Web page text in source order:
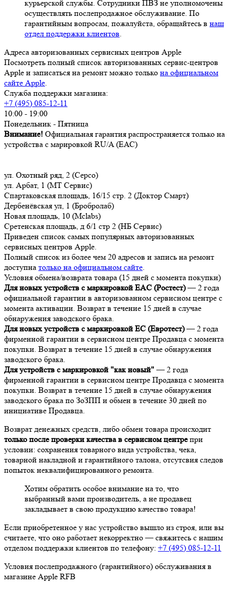
курьерской службы. Сотрудники ПВЗ не уполномочены
осуществлять послепродажное обслуживание. По
гарантийным вопросам, пожалуйста, обращайтесь в наш
отдел поддержки клиентов.
Адреса авторизованных сервисных центров Apple
Посмотреть полный список авторизованных сервис-центров
Apple и записаться на ремонт можно только на официальном
сайте Apple.
Служба поддержки магазина:
+7 (495) 085-12-11
10:00 - 19:00
Понедельник - Пятница
Внимание! Официальная гарантия распространяется только на
устройства с марировкой RU/A (ЕАС)
ул. Охотный ряд, 2 (Серсо)
ул. Арбат, 1 (МТ Сервис)
Спартаковская площадь, 16/15 стр. 2 (Доктор Смарт)
Дербенёвская ул, 1 (Бробролаб)
Новая площадь, 10 (Mclabs)
Сретенская площадь, д 6/1 стр 2 (НБ Сервис)
Приведен список самых популярных авторизованных
сервисных центров Apple.
Полный список из более чем 20 адресов и запись на ремонт
доступна только на официальном сайте.
Условия обмена/возврата товара (15 дней с момента покупки)
Для новых устройств с маркировкой EAC (Ростест)— 2 года
официальной гарантии в авторизованном сервисном центре с
момента активации. Возврат в течение 15 дней в случае
обнаружения заводского брака.
Для новых устройств с маркировкой EC (Евротест)— 2 года
фирменной гарантии в сервисном центре Продавца с момента
покупки. Возврат в течение 15 дней в случае обнаружения
заводского брака.
Для устройств с маркировкой "как новый" — 2 года
фирменной гарантии в сервисном центре Продавца с момента
покупки. Возврат в течение 15 дней в случае обнаружения
заводского брака по ЗоЗПП и обмен в течение 30 дней по
инициативе Продавца.
Возврат денежных средств, либо обмен товара происходит
только после проверки качества в сервисном центрепри
условии: сохранения товарного вида устройства, чека,
товарной накладной и гарантийного талона, отсутсвия следов
попыток неквалифицированного ремонта.
Хотим обратить особое внимание на то, что
выбранный вами производитель, а не продавец
закладывает в свою продукцию качество товара!
Если приобретенное у нас устройство вышло из строя, или вы
считаете, что оно работает некорректно — свяжитесь с нашим
отделом поддержки клиентов по телефону: +7 (495) 085-12-11
Условия послепродажного (гарантийного) обслуживания в
магазине Apple RFB